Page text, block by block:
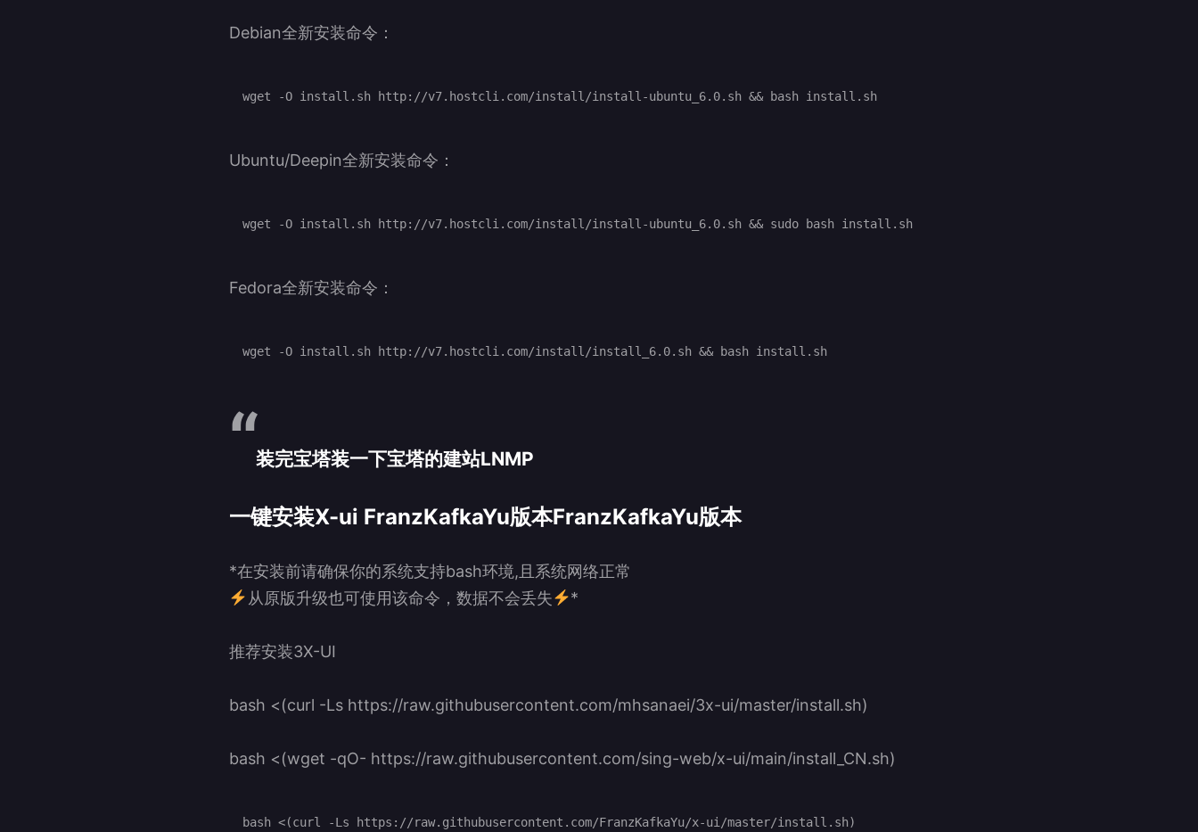
Debian全新安装命令：
Ubuntu/Deepin全新安装命令：
Fedora全新安装命令：
装完宝塔装一下宝塔的建站LNMP
一键安装X-ui FranzKafkaYu版本FranzKafkaYu版本
*在安装前请确保你的系统支持bash环境,且系统网络正常
从原版升级也可使用该命令，数据不会丢失
*
推荐安装3X-UI
bash <(curl -Ls https://raw.githubusercontent.com/mhsanaei/3x-ui/master/install.sh)
bash <(wget -qO- https://raw.githubusercontent.com/sing-web/x-ui/main/install_CN.sh)